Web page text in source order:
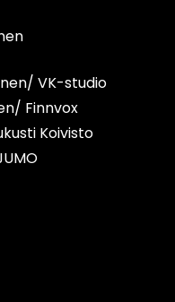
VK-studio
Finnvox
Koivisto